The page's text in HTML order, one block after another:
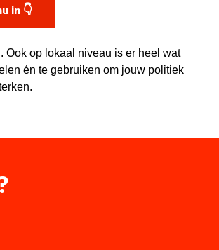
in 👇
Ook op lokaal niveau is er heel wat
én te gebruiken om jouw politiek